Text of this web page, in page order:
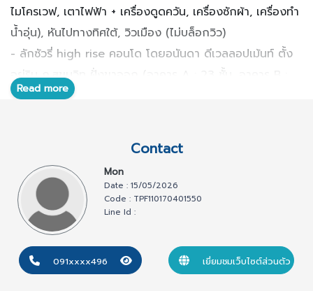
ไมโครเวฟ, เตาไฟฟ้า + เครื่องดูดควัน, เครื่องซักผ้า, เครื่องทำ
น้ำอุ่น), หันไปทางทิศใต้, วิวเมือง (ไม่บล็อกวิว)
- ลักซัวรี่ high rise คอนโด โดยอนันดา ดีเวลลอปเม้นท์ ตั้ง
อยู่ริม ถ.สุขุมวิท ฝั่งขาออก (อาคาร A : 23 ชั้น, อาคาร B :
25 ชั้น) ปาก ซ.สุขุมวิท 81 เพียง 50 ม. จากสถานี BTS ไม่
ฟิตเนส, สวนหย่อม + มุมนั่งเล่น และ Jogging Track, คลับ
เฮ้าส์, ห้องสมุด, ห้องเล่นเกมส์ + โต๊ะพูล, ร้าน 7-11, ห้องซัก
ล้างส่วนกลาง มีตู้น้ำดื่มหยอดเหรียญให้บริการ, ล้อบบี้, ลิฟท์,
ลานจอดรถยนต์ (1 คัน/1 ห้อง - ไม่ฟิคที่ประจำ), เจ้าหน้าที่
รักษาความปลอดภัยตลอด 24 ชม. พร้อมระบบกล้อง CCTV
และเข้า-ออกอาคารด้วยคีย์การ์ด
Read more
Contact
Mon
Date : 15/05/2026
Code : TPF110170401550
Line Id :
091xxxx496 เยี่ยมชมเว็บไซต์ส่วนตัว